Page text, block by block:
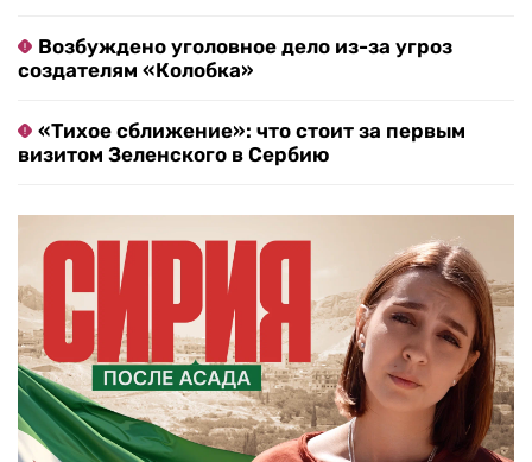
Возбуждено уголовное дело из-за угроз
создателям «Колобка»
«Тихое сближение»: что стоит за первым
визитом Зеленского в Сербию